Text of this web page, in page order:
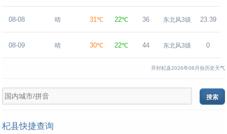
08-08 晴 31℃ 22℃ 36 东北风3级 23.39
08-09 晴 30℃ 22℃ 44 东北风3级 0
开封杞县2026年08月份历史天气
杞县快捷查询